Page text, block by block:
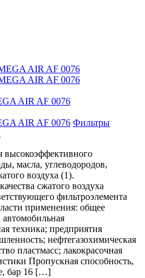
AIR AF 0076
AIR AF 0076 Фильтры
высокоэффективного
масла, углеводородов,
воздуха (1).
сжатого воздуха
фильтроэлемента
применения: общее
техника; предприятия
нефтегазохимическая
пластмасс; лакокрасочная
Пропускная способность,
бар 16 […]